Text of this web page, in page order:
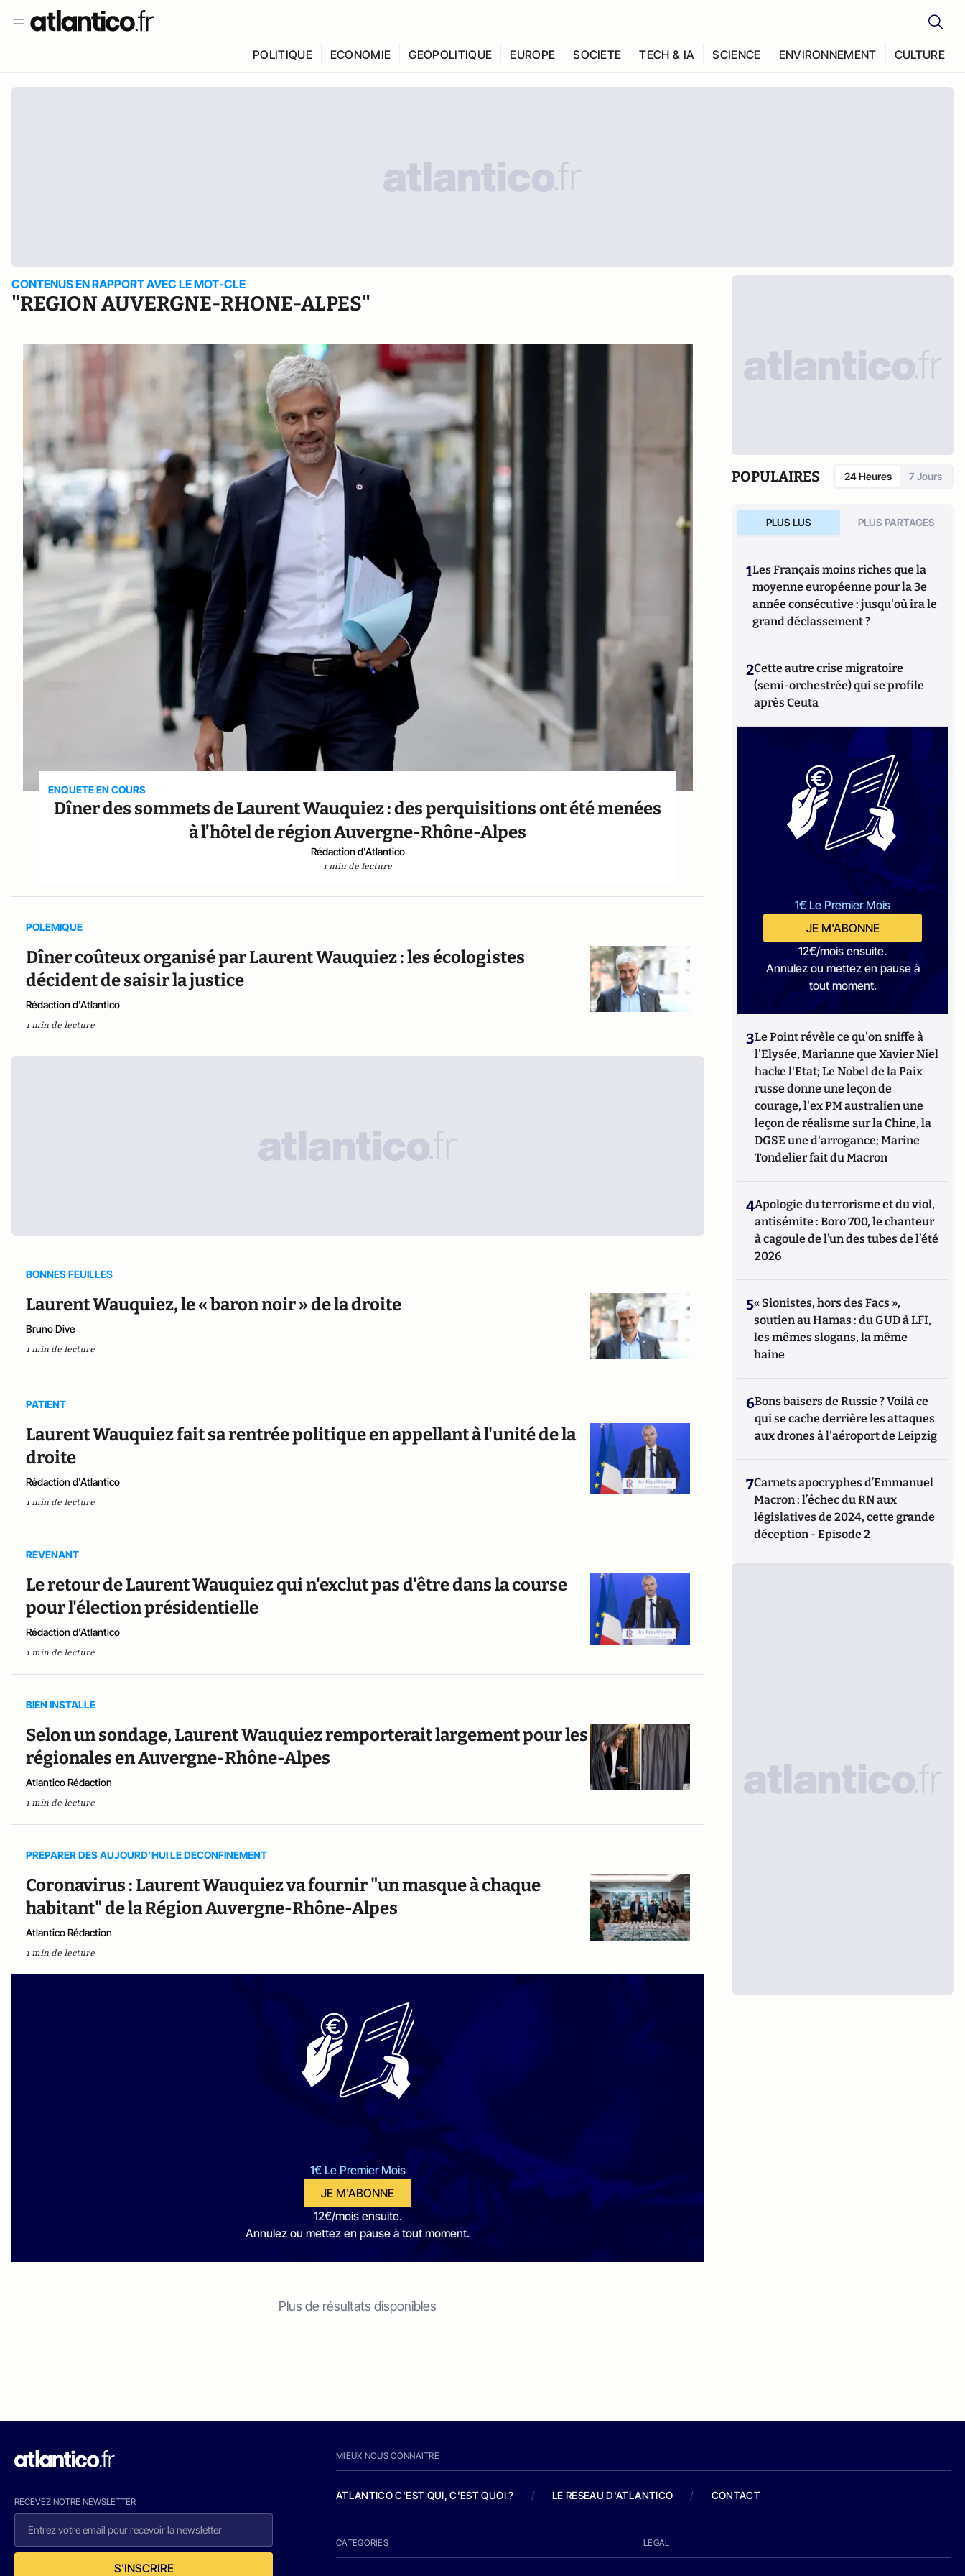
POLITIQUE ECONOMIE GEOPOLITIQUE EUROPE SOCIETE TECH & IA SCIENCE ENVIRONNEMENT CULTURE
CONTENUS EN RAPPORT AVEC LE MOT-CLE
"REGION AUVERGNE-RHONE-ALPES"
ENQUETE EN COURS
Dîner des sommets de Laurent Wauquiez : des perquisitions ont été menées
à l’hôtel de région Auvergne-Rhône-Alpes
Rédaction d'Atlantico
1 min de lecture
POLEMIQUE
Dîner coûteux organisé par Laurent Wauquiez : les écologistes
décident de saisir la justice
Rédaction d'Atlantico
1 min de lecture
BONNES FEUILLES
Laurent Wauquiez, le « baron noir » de la droite
Bruno Dive
1 min de lecture
PATIENT
Laurent Wauquiez fait sa rentrée politique en appellant à l'unité de la
droite
Rédaction d'Atlantico
1 min de lecture
REVENANT
Le retour de Laurent Wauquiez qui n'exclut pas d'être dans la course
pour l'élection présidentielle
Rédaction d'Atlantico
1 min de lecture
BIEN INSTALLE
Selon un sondage, Laurent Wauquiez remporterait largement pour les
régionales en Auvergne-Rhône-Alpes
Atlantico Rédaction
1 min de lecture
PREPARER DES AUJOURD’HUI LE DECONFINEMENT
Coronavirus : Laurent Wauquiez va fournir "un masque à chaque
habitant" de la Région Auvergne-Rhône-Alpes
Atlantico Rédaction
1 min de lecture
1€ Le Premier Mois
JE M'ABONNE
12€/mois ensuite.
Annulez ou mettez en pause à tout moment.
Plus de résultats disponibles
POPULAIRES 24 Heures 7 Jours
PLUS LUS PLUS PARTAGES
1Les Français moins riches que la
moyenne européenne pour la 3e
année consécutive : jusqu'où ira le
grand déclassement ?
2Cette autre crise migratoire
(semi-orchestrée) qui se profile
après Ceuta
1€ Le Premier Mois
JE M'ABONNE
12€/mois ensuite.
Annulez ou mettez en pause à
tout moment.
3Le Point révèle ce qu'on sniffe à
l'Elysée, Marianne que Xavier Niel
hacke l'Etat; Le Nobel de la Paix
russe donne une leçon de
courage, l'ex PM australien une
leçon de réalisme sur la Chine, la
DGSE une d'arrogance; Marine
Tondelier fait du Macron
4Apologie du terrorisme et du viol,
antisémite : Boro 700, le chanteur
à cagoule de l’un des tubes de l’été
2026
5« Sionistes, hors des Facs »,
soutien au Hamas : du GUD à LFI,
les mêmes slogans, la même
haine
6Bons baisers de Russie ? Voilà ce
qui se cache derrière les attaques
aux drones à l'aéroport de Leipzig
7Carnets apocryphes d’Emmanuel
Macron : l’échec du RN aux
législatives de 2024, cette grande
déception - Episode 2
RECEVEZ NOTRE NEWSLETTER
S'INSCRIRE
MIEUX NOUS CONNAITRE
ATLANTICO C'EST QUI, C'EST QUOI ? / LE RESEAU D'ATLANTICO / CONTACT
CATEGORIES LEGAL